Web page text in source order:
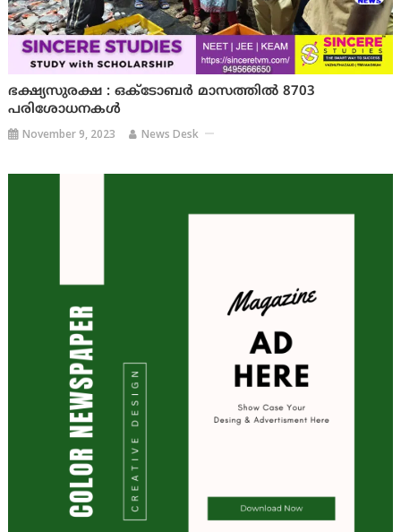
ഭക്ഷ്യസുരക്ഷ : ഒക്‌ടോബര്‍ മാസത്തില്‍ 8703
പരിശോധനകള്‍
November 9, 2023 News Desk